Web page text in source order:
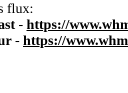
flux:
- https://
- https://